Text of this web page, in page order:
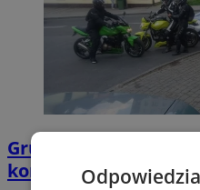
Grupa motocyklistów
kompletnie pijanego